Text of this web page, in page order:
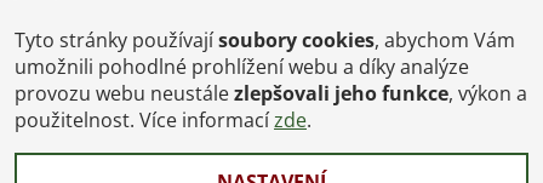
€ = 24,00 CZK
Dopravy a Platby
Jsme internetový obchod, osobní odběr není možný.
Tyto stránky používajísoubory cookies, abychom Vám
umožnili pohodlné prohlížení webu a díky analýze
provozu webu neustálezlepšovali jeho funkce, výkon a
použitelnost. Více informacízde.